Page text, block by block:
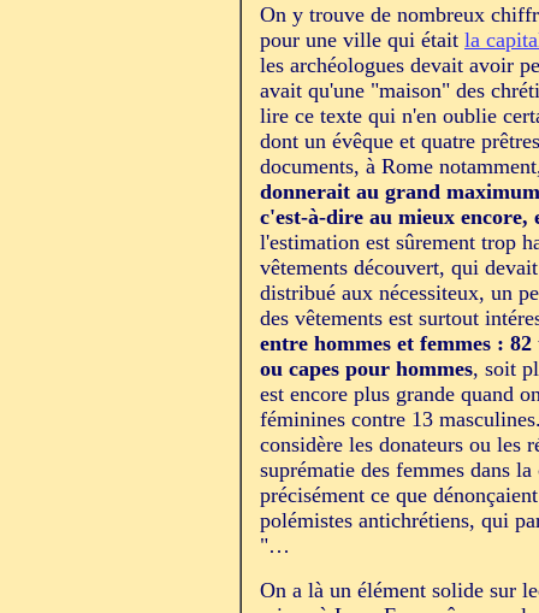
On y trouve de nombreux
pour une ville qui était la
les archéologues devait avoir
avait qu'une "maison" des
lire ce texte qui n'en oublie
dont un évêque et quatre
documents, à Rome
donnerait au grand
c'est-à-dire au mieux
l'estimation est sûrement trop
vêtements découvert, qui
distribué aux nécessiteux, un
des vêtements est surtout
entre hommes et femmes :
ou capes pour hommes, soit
est encore plus grande quand
féminines contre 13
considère les donateurs ou les
suprématie des femmes dans
précisément ce que
polémistes antichrétiens, qui
"…
On a là un élément solide sur